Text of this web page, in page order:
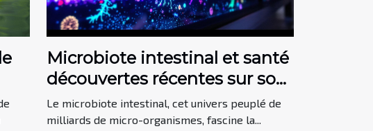
Microbiote intestinal et santé
découvertes récentes sur son
impact et conseils pour en
prendre soin
Le microbiote intestinal, cet univers peuplé de
milliards de micro-organismes, fascine la...